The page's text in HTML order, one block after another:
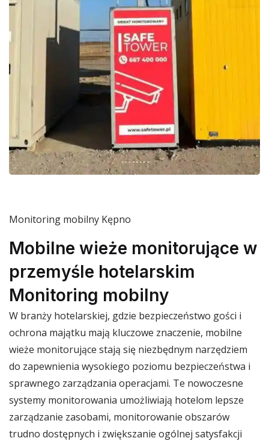
Monitoring mobilny Kępno
Mobilne wieże monitorujące w
przemyśle hotelarskim
Monitoring mobilny
W branży hotelarskiej, gdzie bezpieczeństwo gości i
ochrona majątku mają kluczowe znaczenie, mobilne
wieże monitorujące stają się niezbędnym narzędziem
do zapewnienia wysokiego poziomu bezpieczeństwa i
sprawnego zarządzania operacjami. Te nowoczesne
systemy monitorowania umożliwiają hotelom lepsze
zarządzanie zasobami, monitorowanie obszarów
trudno dostępnych i zwiększanie ogólnej satysfakcji